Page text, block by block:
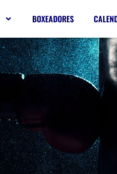
BOXEADORES